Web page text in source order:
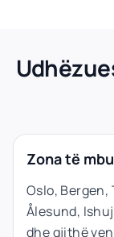
Zona të
Oslo, Bergen,
Ålesund,
dhe gjithë